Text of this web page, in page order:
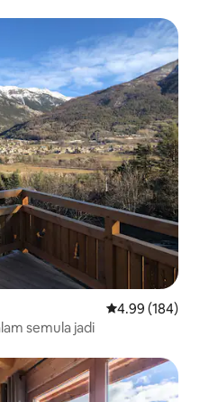
Penarafan
4.99 (184)
semula jadi